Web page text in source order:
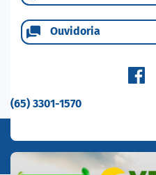
(65) 3301-1570
Ouvidoria